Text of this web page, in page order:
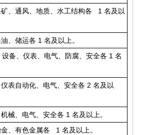
、通风、地质、水工结构各 1 名及以
、储运各 1 名及以上。
备、仪表、电气、防腐、安全各 1 名
表自动化、电气、安全各 2 名及以
械、电气、安全各 1 名及以上。
、有色金属各 1 名及以上。